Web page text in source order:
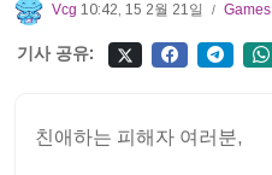
Vcg 10:42, 15 2월 21일 / Games
기사 공유:
친애하는 피해자 여러분,